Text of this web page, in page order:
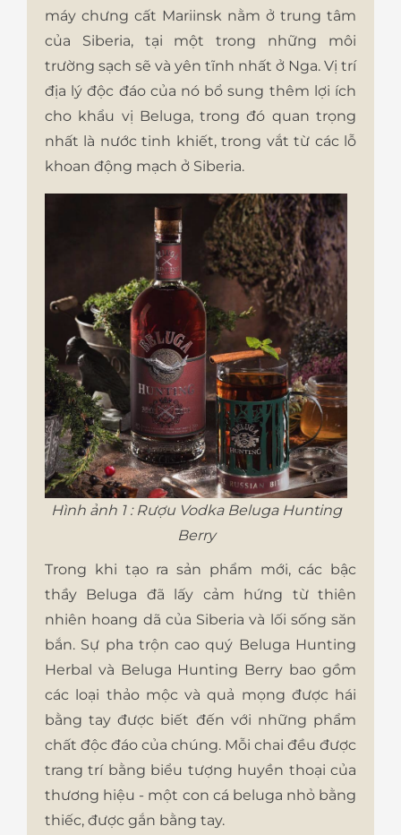
máy chưng cất Mariinsk nằm ở trung tâm
của Siberia, tại một trong những môi
trường sạch sẽ và yên tĩnh nhất ở Nga. Vị trí
địa lý độc đáo của nó bổ sung thêm lợi ích
cho khẩu vị Beluga, trong đó quan trọng
nhất là nước tinh khiết, trong vắt từ các lỗ
khoan động mạch ở Siberia.
Hình ảnh 1 : Rượu Vodka Beluga Hunting
Berry
Trong khi tạo ra sản phẩm mới, các bậc
thầy Beluga đã lấy cảm hứng từ thiên
nhiên hoang dã của Siberia và lối sống săn
bắn. Sự pha trộn cao quý Beluga Hunting
Herbal và Beluga Hunting Berry bao gồm
các loại thảo mộc và quả mọng được hái
bằng tay được biết đến với những phẩm
chất độc đáo của chúng. Mỗi chai đều được
trang trí bằng biểu tượng huyền thoại của
thương hiệu - một con cá beluga nhỏ bằng
thiếc, được gắn bằng tay.